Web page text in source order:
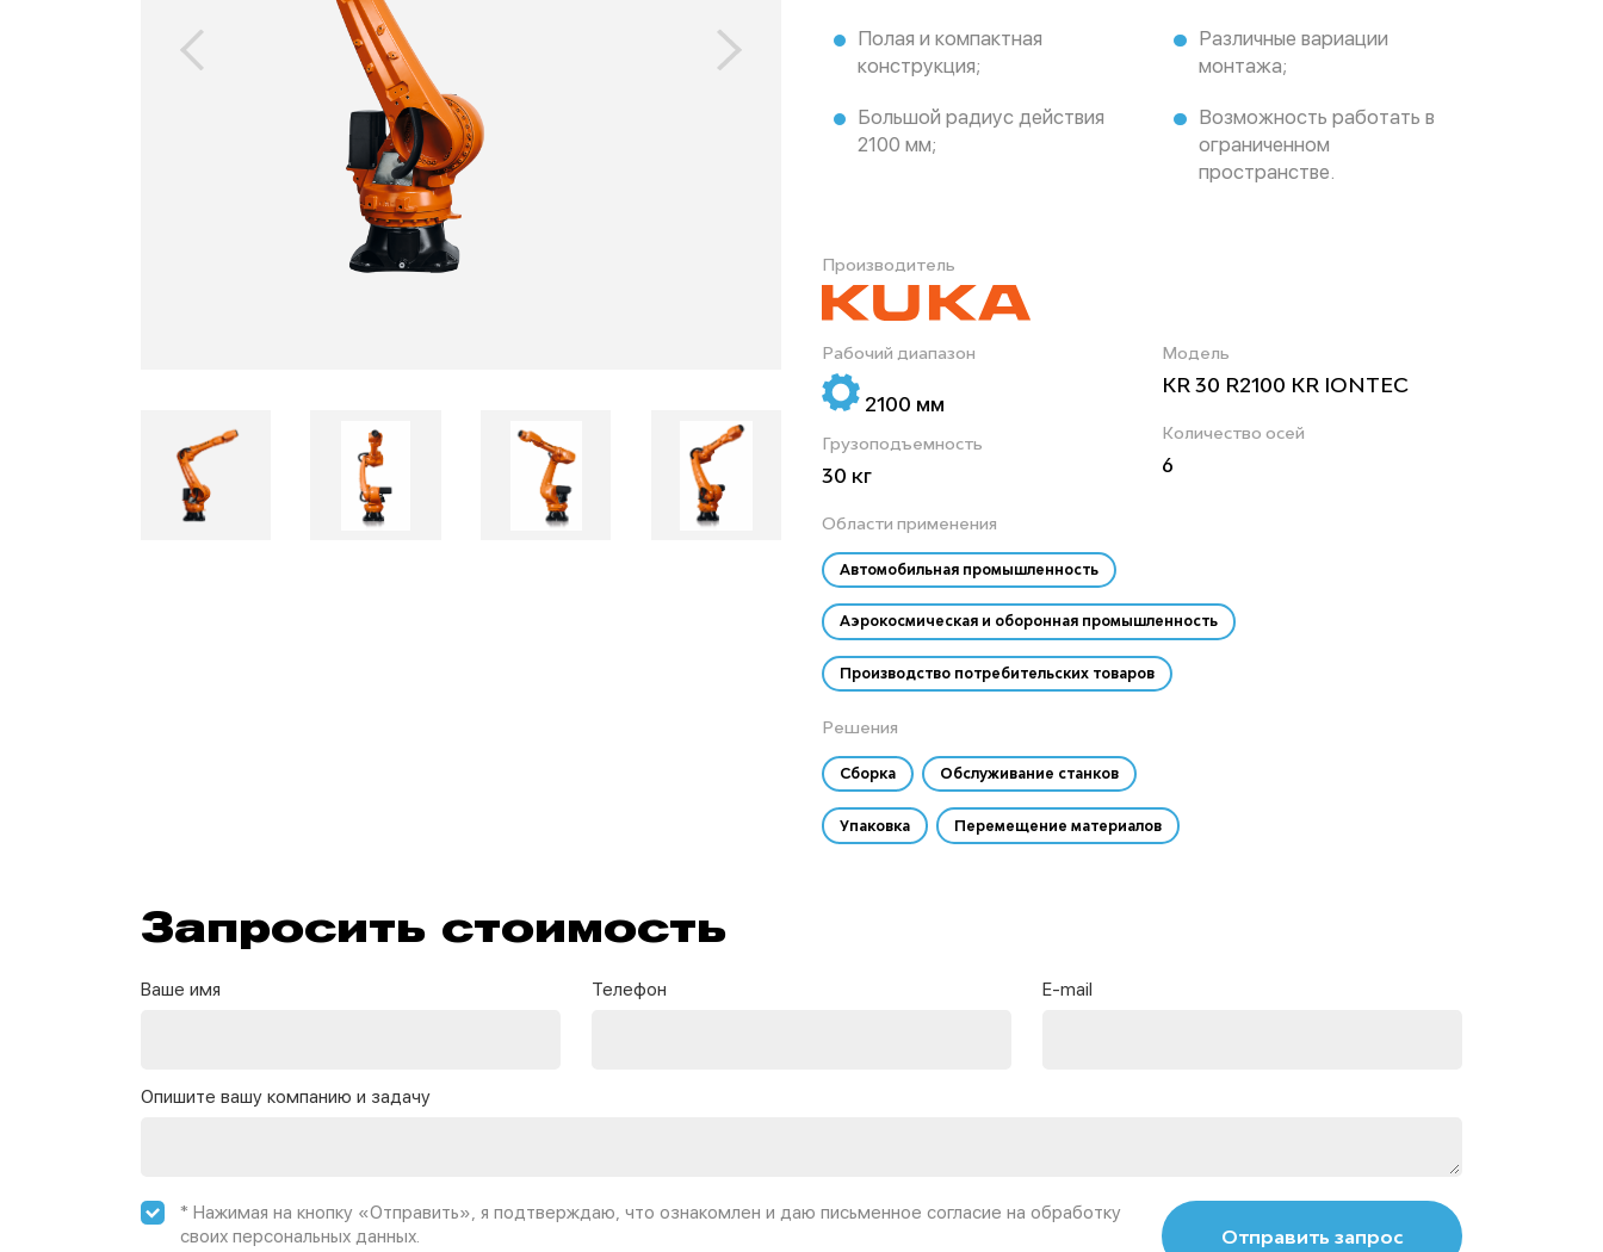
Полая и компактная
конструкция;
Большой радиус действия
2100 мм;
Различные вариации
монтажа;
Возможность работать в
ограниченном
пространстве.
Производитель
Рабочий диапазон
2100 мм
Грузоподъемность
30 кг
Модель
KR 30 R2100 KR IONTEC
Количество осей
6
Области применения
Автомобильная промышленность
Аэрокосмическая и оборонная промышленность
Производство потребительских товаров
Решения
Сборка Обслуживание станков
Упаковка Перемещение материалов
Запросить стоимость
Ваше имя Телефон E-mail
Опишите вашу компанию и задачу
* Нажимая на кнопку «Отправить», я подтверждаю, что ознакомлен и даю письменное согласие на обработку
своих персональных данных.
Отправить запрос